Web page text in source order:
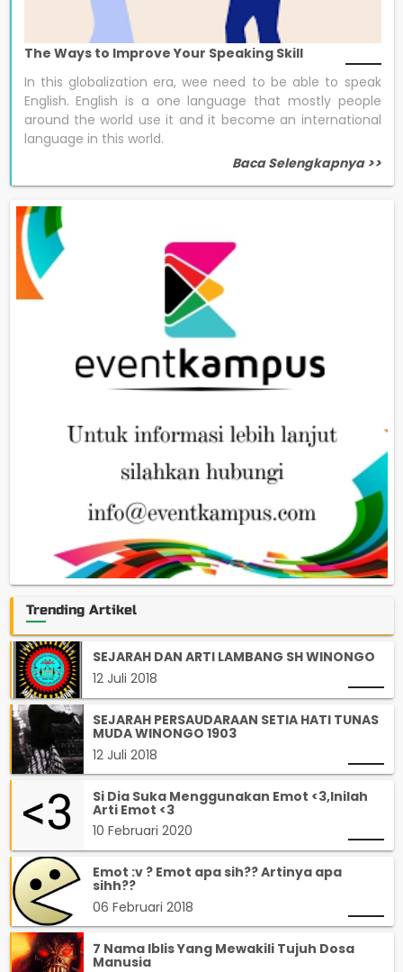
The Ways to Improve Your Speaking Skill
In this globalization era, wee need to be able to speak
English. English is a one language that mostly people
around the world use it and it become an international
language in this world.
Baca Selengkapnya >>
Trending Artikel
SEJARAH DAN ARTI LAMBANG SH WINONGO
12 Juli 2018
SEJARAH PERSAUDARAAN SETIA HATI TUNAS
MUDA WINONGO 1903
12 Juli 2018
Si Dia Suka Menggunakan Emot <3,Inilah
Arti Emot <3
10 Februari 2020
Emot :v ? Emot apa sih?? Artinya apa
sihh??
06 Februari 2018
7 Nama Iblis Yang Mewakili Tujuh Dosa
Manusia